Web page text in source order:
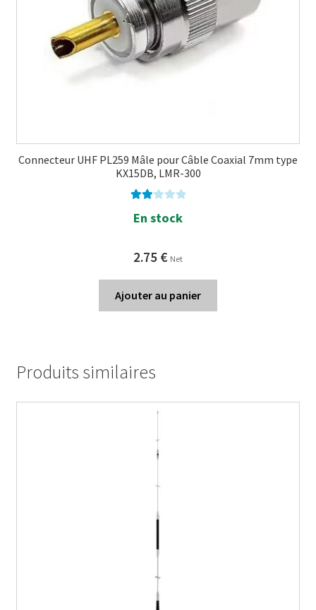
Connecteur UHF PL259 Mâle pour Câble Coaxial 7mm type
KX15DB, LMR-300
2.00
En stock
2.75 € Net
Ajouter au panier
Produits similaires